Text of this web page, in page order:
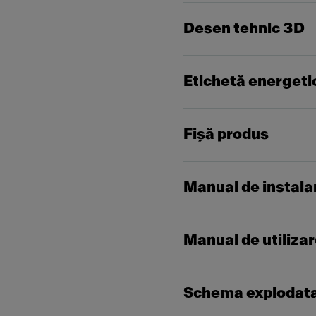
Desen tehnic 3D
Etichetă
Fişă produs
Manual de
Manual de
Schema